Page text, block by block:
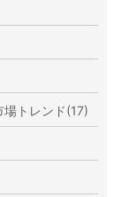
トレンド(17)